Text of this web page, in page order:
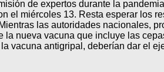
de expertos durante la
el miércoles 13. Resta esperar los
las autoridades nacionales,
nueva vacuna que incluye las
vacuna antigripal, deberían dar el